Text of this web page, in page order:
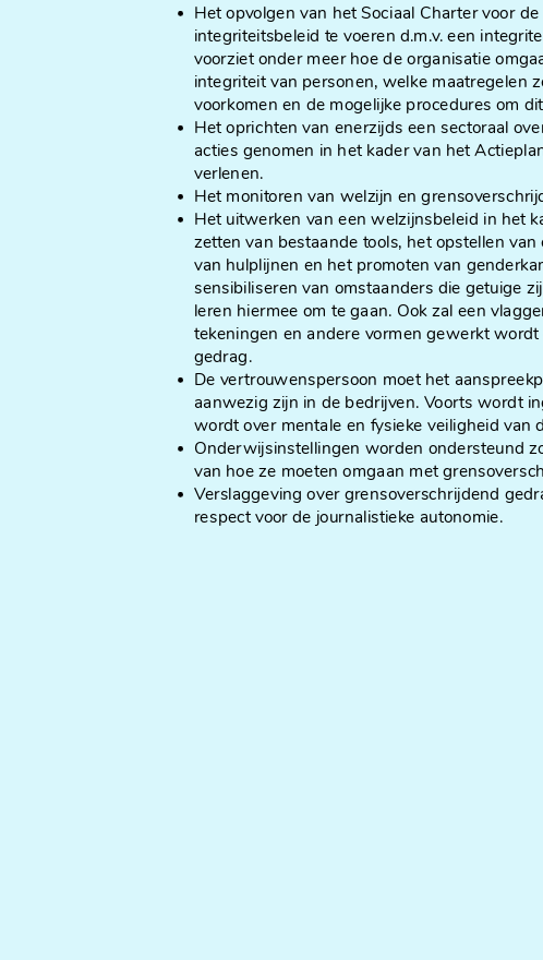
Het opvolgen van het Sociaal Charter voor
integriteitsbeleid te voeren d.m.v. een
voorziet onder meer hoe de organisatie
integriteit van personen, welke maatregelen
voorkomen en de mogelijke procedures om
Het oprichten van enerzijds een sectoraal
acties genomen in het kader van het
verlenen.
Het monitoren van welzijn en
Het uitwerken van een welzijnsbeleid in het
zetten van bestaande tools, het opstellen
van hulplijnen en het promoten van
sensibiliseren van omstaanders die getuige
leren hiermee om te gaan. Ook zal een
tekeningen en andere vormen gewerkt
gedrag.
De vertrouwenspersoon moet het
aanwezig zijn in de bedrijven. Voorts wordt
wordt over mentale en fysieke veiligheid van
Onderwijsinstellingen worden ondersteund
van hoe ze moeten omgaan met
Verslaggeving over grensoverschrijdend
respect voor de journalistieke autonomie.